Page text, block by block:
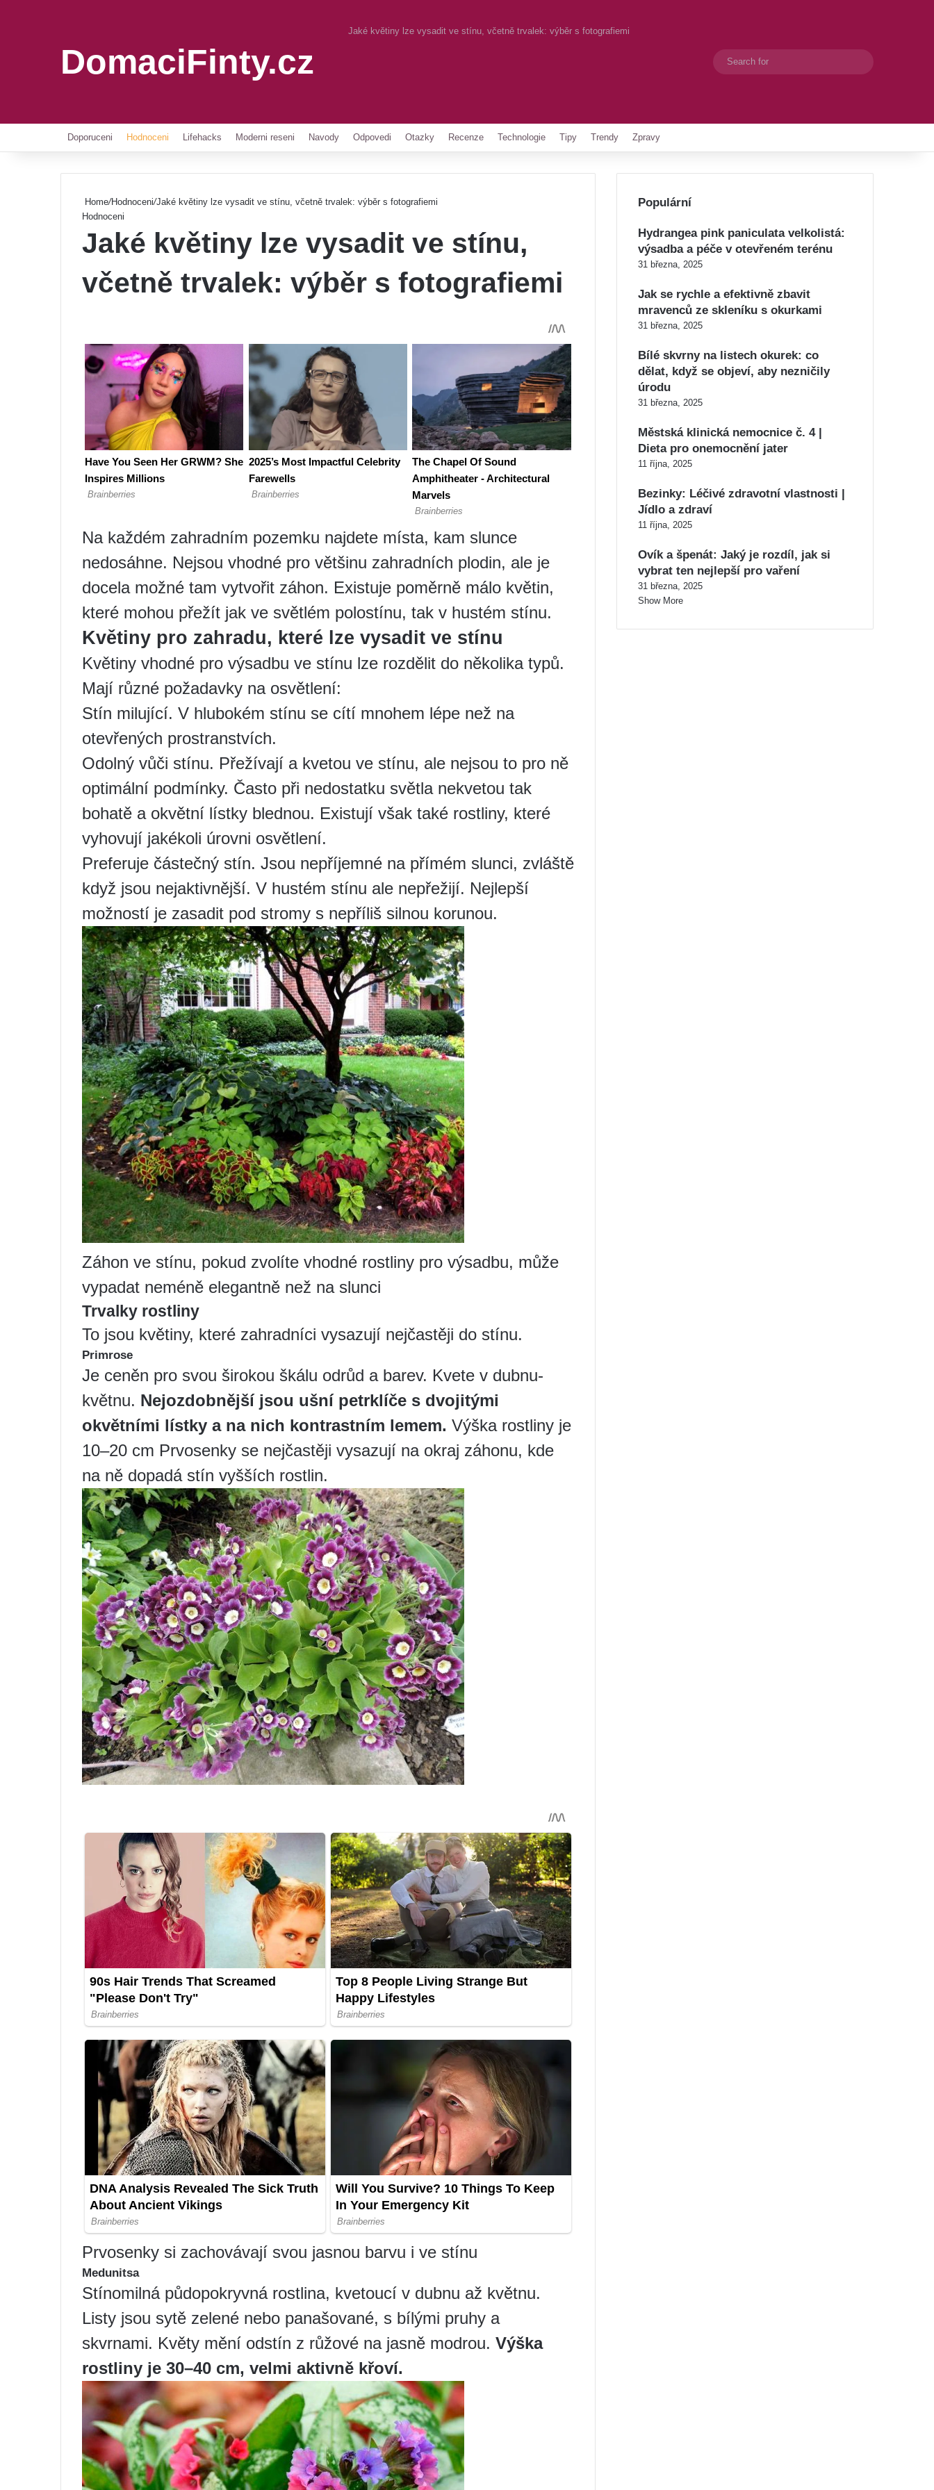
DomaciFinty.cz
Jaké květiny lze vysadit ve stínu, včetně trvalek: výběr s fotografiemi
Switch skin
Doporuceni Hodnoceni Lifehacks Moderni reseni Navody Odpovedi Otazky Recenze Technologie Tipy Trendy Zpravy
Home/Hodnoceni/Jaké květiny lze vysadit ve stínu, včetně trvalek: výběr s fotografiemi
Hodnoceni
Jaké květiny lze vysadit ve stínu,
včetně trvalek: výběr s fotografiemi
Na každém zahradním pozemku najdete místa, kam slunce
nedosáhne. Nejsou vhodné pro většinu zahradních plodin, ale je
docela možné tam vytvořit záhon. Existuje poměrně málo květin,
které mohou přežít jak ve světlém polostínu, tak v hustém stínu.
Květiny pro zahradu, které lze vysadit ve stínu
Květiny vhodné pro výsadbu ve stínu lze rozdělit do několika typů.
Mají různé požadavky na osvětlení:
Stín milující. V hlubokém stínu se cítí mnohem lépe než na
otevřených prostranstvích.
Odolný vůči stínu. Přežívají a kvetou ve stínu, ale nejsou to pro ně
optimální podmínky. Často při nedostatku světla nekvetou tak
bohatě a okvětní lístky blednou. Existují však také rostliny, které
vyhovují jakékoli úrovni osvětlení.
Preferuje částečný stín. Jsou nepříjemné na přímém slunci, zvláště
když jsou nejaktivnější. V hustém stínu ale nepřežijí. Nejlepší
možností je zasadit pod stromy s nepříliš silnou korunou.
Záhon ve stínu, pokud zvolíte vhodné rostliny pro výsadbu, může
vypadat neméně elegantně než na slunci
Trvalky rostliny
To jsou květiny, které zahradníci vysazují nejčastěji do stínu.
Primrose
Je ceněn pro svou širokou škálu odrůd a barev. Kvete v dubnu-
květnu. Nejozdobnější jsou ušní petrklíče s dvojitými
okvětními lístky a na nich kontrastním lemem. Výška rostliny je
10–20 cm Prvosenky se nejčastěji vysazují na okraj záhonu, kde
na ně dopadá stín vyšších rostlin.
Prvosenky si zachovávají svou jasnou barvu i ve stínu
Medunitsa
Stínomilná půdopokryvná rostlina, kvetoucí v dubnu až květnu.
Listy jsou sytě zelené nebo panašované, s bílými pruhy a
skvrnami. Květy mění odstín z růžové na jasně modrou. Výška
rostliny je 30–40 cm, velmi aktivně křoví.
Populární
Hydrangea pink paniculata velkolistá:
výsadba a péče v otevřeném terénu
31 března, 2025
Jak se rychle a efektivně zbavit
mravenců ze skleníku s okurkami
31 března, 2025
Bílé skvrny na listech okurek: co
dělat, když se objeví, aby nezničily
úrodu
31 března, 2025
Městská klinická nemocnice č. 4 |
Dieta pro onemocnění jater
11 října, 2025
Bezinky: Léčivé zdravotní vlastnosti |
Jídlo a zdraví
11 října, 2025
Ovík a špenát: Jaký je rozdíl, jak si
vybrat ten nejlepší pro vaření
31 března, 2025
Show More